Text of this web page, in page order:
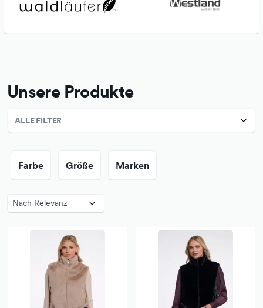
Unsere Produkte
ALLE FILTER
Farbe Größe Marken